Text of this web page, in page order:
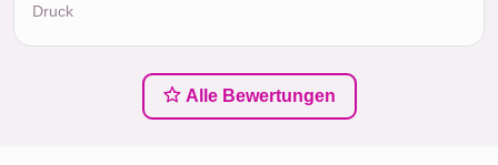
Druck
Alle Bewertungen